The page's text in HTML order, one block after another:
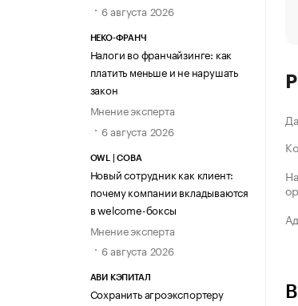
6 августа 2026
НЕКО-ФРАНЧ
Налоги во франчайзинге: как
платить меньше и не нарушать
закон
Мнение эксперта
6 августа 2026
OWL | СОВА
Новый сотрудник как клиент:
почему компании вкладываются
в welcome-боксы
Мнение эксперта
6 августа 2026
АВИ КЭПИТАЛ
Сохранить агроэкспортеру